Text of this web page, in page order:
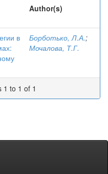
Author(s)
в
Борботько, Л.А.;
Мочалова, Т.Г.
1 to 1 of 1